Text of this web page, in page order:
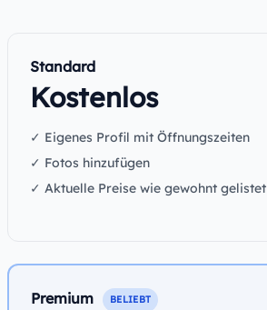
Standard
Kostenlos
✓ Eigenes Profil mit Öffnungszeiten
✓ Fotos hinzufügen
✓ Aktuelle Preise wie gewohnt gelistet
Premium BELIEBT